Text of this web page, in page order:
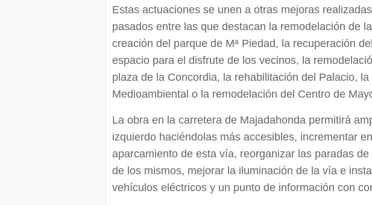
Estas actuaciones se unen a otras mejoras
pasados entre las que destacan la remodelación de
creación del parque de Mª Piedad, la recuperación
espacio para el disfrute de los vecinos, la
plaza de la Concordia, la rehabilitación del Palacio,
Medioambiental o la remodelación del Centro de
La obra en la carretera de Majadahonda permitirá
izquierdo haciéndolas más accesibles, incrementar
aparcamiento de esta vía, reorganizar las paradas
de los mismos, mejorar la iluminación de la vía e
vehículos eléctricos y un punto de información con